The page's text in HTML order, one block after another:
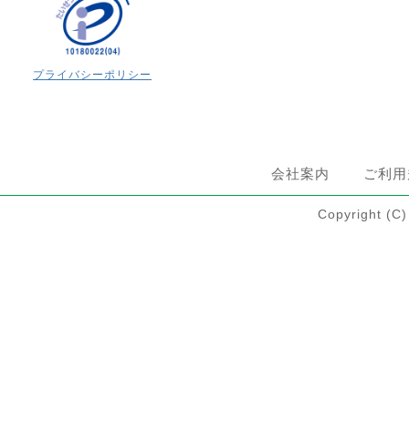
プライバシーポリシー
会社案内 ご利
Copyright